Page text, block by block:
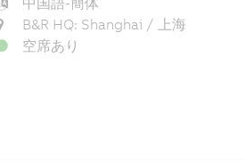
B&R HQ: Shanghai / 上海
空席あり